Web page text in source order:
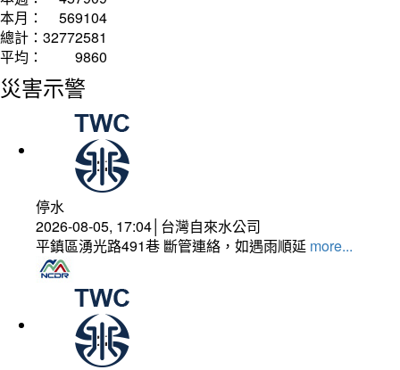
本月：
569104
總計： 32772581
平均：
9860
災害示警
停水
2026-08-05, 17:04│台灣自來水公司
平鎮區湧光路491巷 斷管連絡，如遇雨順延 more...